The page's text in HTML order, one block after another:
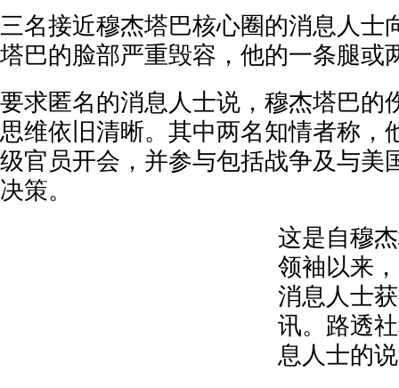
三名接近穆杰塔巴核心圈的消息人士
塔巴的脸部严重毁容，他的一条腿或
要求匿名的消息人士说，穆杰塔巴的
思维依旧清晰。其中两名知情者称，
级官员开会，并参与包括战争及与美
决策。
这是自穆
领袖以来
消息人士
讯。路透
息人士的